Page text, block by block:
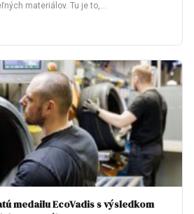
materiálov. Tu je to,…
medailu EcoVadis s výsledkom